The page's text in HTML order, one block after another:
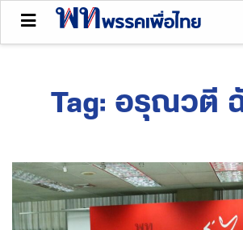
Tag: อรุณวตี ฉั